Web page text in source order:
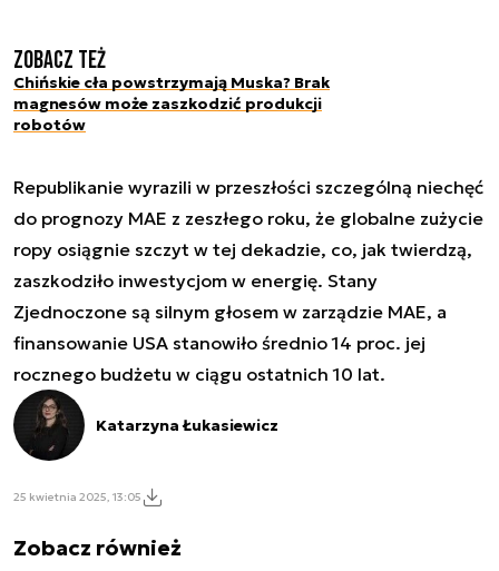
Zobacz też
Chińskie cła powstrzymają Muska? Brak
magnesów może zaszkodzić produkcji
robotów
Republikanie wyrazili w przeszłości szczególną niechęć
do prognozy MAE z zeszłego roku, że globalne zużycie
ropy osiągnie szczyt w tej dekadzie, co, jak twierdzą,
zaszkodziło inwestycjom w energię. Stany
Zjednoczone są silnym głosem w zarządzie MAE, a
finansowanie USA stanowiło średnio 14 proc. jej
rocznego budżetu w ciągu ostatnich 10 lat.
Katarzyna Łukasiewicz
25 kwietnia 2025, 13:05
Zobacz również